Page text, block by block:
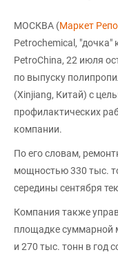
МОСКВА (Маркет
Petrochemical, "дочка"
PetroChina, 22 июля
по выпуску
(Xinjiang, Китай) с
профилактических
компании.
По его словам,
мощностью 330 тыс.
середины сентября
Компания также
площадке суммарной
и 270 тыс. тонн в год